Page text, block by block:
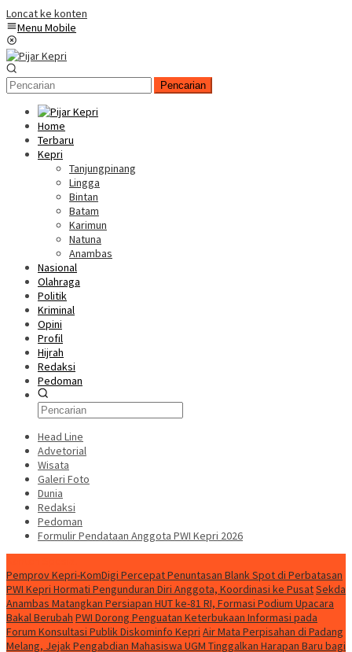
Loncat ke konten
Menu Mobile
Pencarian
Home
Terbaru
Kepri
Tanjungpinang
Lingga
Bintan
Batam
Karimun
Natuna
Anambas
Nasional
Olahraga
Politik
Kriminal
Opini
Profil
Hijrah
Redaksi
Pedoman
Head Line
Advetorial
Wisata
Galeri Foto
Dunia
Redaksi
Pedoman
Formulir Pendataan Anggota PWI Kepri 2026
Pemprov Kepri-KomDigi Percepat Penuntasan Blank Spot di Perbatasan
PWI Kepri Hormati Pengunduran Diri Anggota, Koordinasi ke PusatSekda
Anambas Matangkan Persiapan HUT ke-81 RI, Formasi Podium Upacara
Bakal Berubah PWI Dorong Penguatan Keterbukaan Informasi pada
Forum Konsultasi Publik Diskominfo Kepri Air Mata Perpisahan di Padang
Melang, Jejak Pengabdian Mahasiswa UGM Tinggalkan Harapan Baru bagi